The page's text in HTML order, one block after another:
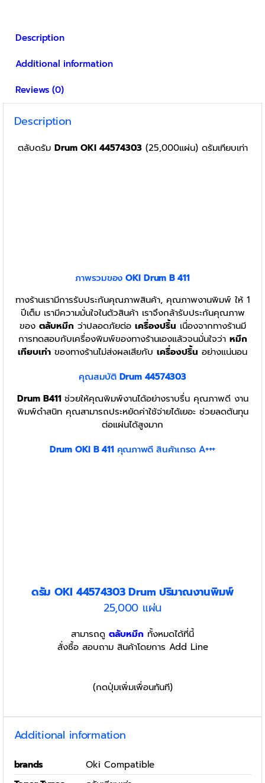
Description
Additional information
Reviews (0)
Description
ตลับดรัม Drum OKI 44574303(25,000แผ่น) ดรัมเทียบเท่า
ภาพรวมของ OKIDrum B 411
ทางร้านเรามีการรับประกันคุณภาพสินค้า, คุณภาพงานพิมพ์ ให้ 1
ปีเต็ม เรามีความมั่นใจในตัวสินค้า เราจึงกล้ารับประกันคุณภาพ
ของ ตลับหมึกว่าปลอดภัยต่อ เครื่องปริ้น เนื่องจากทางร้านมี
การทดสอบกับเครื่องพิมพ์ของทางร้านเองแล้วจนมั่นใจว่า หมึก
เทียบเท่า ของทางร้านไม่ส่งผลเสียกับ เครื่องปริ้น อย่างแน่นอน
คุณสมบัติ Drum 44574303
Drum B411 ช่วยให้คุณพิมพ์งานได้อย่างราบรื่น คุณภาพดี งาน
พิมพ์ดำสนิท คุณสามารถประหยัดค่าใช้จ่ายได้เยอะ ช่วยลดต้นทุน
ต่อแผ่นได้สูงมาก
Drum OKI B 411คุณภาพดี สินค้าเกรด A+++
ดรัม OKI 44574303Drumปริมาณงานพิมพ์
25,000 แผ่น
สามารถดู ตลับหมึก ทั้งหมดได้ที่นี้
สั่งซื้อ สอบถาม สินค้าโดยการ Add Line
(กดปุ่มเพิ่มเพื่อนทันที)
Additional information
brands
Oki Compatible